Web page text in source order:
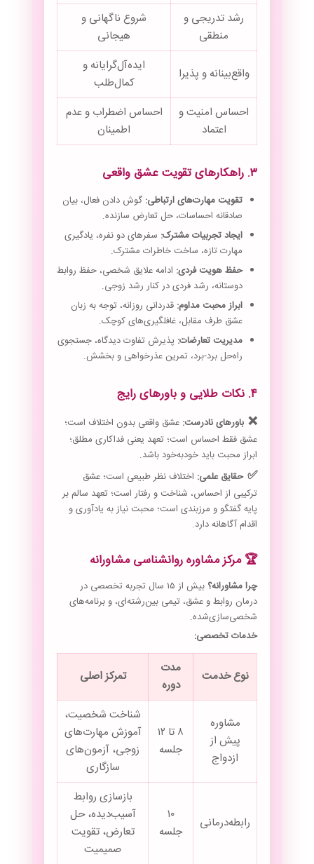
رشد تدریجی و
منطقی
شروع ناگهانی و
هیجانی
واقع‌بینانه و پذیرا
ایده‌آل‌گرایانه و
کمال‌طلب
احساس امنیت و
اعتماد
احساس اضطراب و عدم
اطمینان
۳. راهکارهای تقویت عشق واقعی
تقویت مهارت‌های ارتباطی: گوش دادن فعال، بیان
صادقانه احساسات، حل تعارض سازنده.
ایجاد تجربیات مشترک: سفرهای دو نفره، یادگیری
مهارت تازه، ساخت خاطرات مشترک.
حفظ هویت فردی: ادامه علایق شخصی، حفظ روابط
دوستانه، رشد فردی در کنار رشد زوجی.
ابراز محبت مداوم: قدردانی روزانه، توجه به زبان
عشق طرف مقابل، غافلگیری‌های کوچک.
مدیریت تعارضات: پذیرش تفاوت دیدگاه، جستجوی
راه‌حل برد-برد، تمرین عذرخواهی و بخشش.
۴. نکات طلایی و باورهای رایج
❌ باورهای نادرست: عشق واقعی بدون اختلاف است؛
عشق فقط احساس است؛ تعهد یعنی فداکاری مطلق؛
ابراز محبت باید خودبه‌خود باشد.
✅ حقایق علمی: اختلاف نظر طبیعی است؛ عشق
ترکیبی از احساس، شناخت و رفتار است؛ تعهد سالم بر
پایه گفتگو و مرزبندی است؛ محبت نیاز به یادآوری و
اقدام آگاهانه دارد.
🏆 مرکز مشاوره روانشناسی مشاورانه
چرا مشاورانه؟
بیش از ۱۵ سال تجربه تخصصی در
درمان روابط و عشق، تیمی بین‌رشته‌ای، و برنامه‌های
شخصی‌سازی‌شده.
خدمات تخصصی:
نوع خدمت
مدت
دوره
تمرکز اصلی
مشاوره
پیش از
ازدواج
۸ تا ۱۲
جلسه
شناخت شخصیت،
آموزش مهارت‌های
زوجی، آزمون‌های
سازگاری
رابطه‌درمانی
۱۰
جلسه
بازسازی روابط
آسیب‌دیده، حل
تعارض، تقویت
صمیمیت